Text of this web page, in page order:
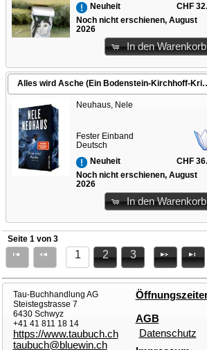
Neuheit
CHF
Noch nicht erschienen, August
2026
In den Warenkorb
Alles wird Asche (Ein
Neuhaus, Nele
Fester Einband
Deutsch
Neuheit
CHF
Noch nicht erschienen, August
2026
In den Warenkorb
Seite 1 von 3
1 2 3
Tau-Buchhandlung AG
Steistegstrasse 7
6430 Schwyz
+41 41 811 18 14
https://www.taubuch.ch
taubuch@bluewin.ch
AGB
Datenschutz